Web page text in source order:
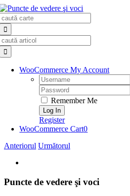
Skip
to
content
WooCommerce My Account
Username:
Password:
Remember Me
Register
WooCommerce Cart0
Anteriorul Următorul
Image
Puncte de vedere şi voci